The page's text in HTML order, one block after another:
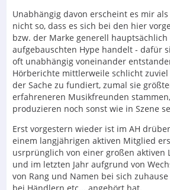
Unabhängig davon erscheint es mir
nicht so, dass es sich bei den hier
bzw. der Marke generell
aufgebauschten Hype handelt - dafür
oft unabhängig voneinander
Hörberichte mittlerweile schlicht
der Sache zu fundiert, zumal sie
erfahreneren Musikfreunden
produzieren noch sonst wie in Szene
Erst vorgestern wieder ist im AH
einem langjährigen aktiven Mitglied
usrprünglich von einer großen aktiven
und im letzten Jahr aufgrund von
von Rang und Namen bei sich
bei Händlern etc... angehört hat.